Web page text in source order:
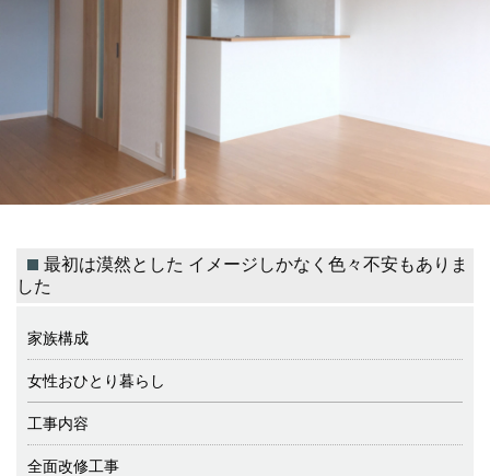
最初は漠然とした イメージしかなく色々不安もありま
した
家族構成
女性おひとり暮らし
工事内容
全面改修工事